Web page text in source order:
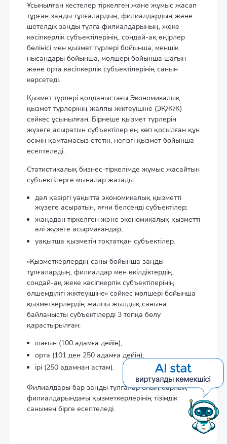
Ұсынылған кестелер тіркелген және жұмыс жасап
тұрған заңды тұлғалардың, филиалдардың және
шетелдік заңды тұлға филиалдарының, жеке
кәсіпкерлік субъектілерінің, сондай-ақ өңірлер
бөлінісі мен қызмет түрлері бойынша, меншік
нысандары бойынша, мөлшері бойынша шағын
және орта кәсіпкерлік субъектілерінің санын
көрсетеді.
Қызмет түрлері қолданыстағы Экономикалық
қызмет түрлерінің жалпы жіктеуішіне (ЭҚЖЖ)
сәйкес ұсынылған. Бірнеше қызмет түрлерін
жүзеге асыратын субъектілер ең көп қосылған құн
өсімін қамтамасыз ететін, негізгі қызмет бойынша
есептеледі.
Статистикалық бизнес-тіркелімде жұмыс жасайтын
субъектілерге мыналар жатады:
дәл қазіргі уақытта экономикалық қызметті
жүзеге асыратын, яғни белсенді субъектілер;
жаңадан тіркелген және экономикалық қызметті
әлі жүзеге асырмағандар;
уақытша қызметін тоқтатқан субъектілер.
«Қызметкерлердің саны бойынша заңды
тұлғалардың, филиалдар мен өкілдіктердің,
сондай-ақ жеке кәсіпкерлік субъектілерінің
өлшемділігі жіктеуішіне» сәйкес мөлшері бойынша
қызметкерлердің жалпы жылдық санына
байланысты субъектілерді 3 топқа бөлу
қарастырылған:
шағын (100 адамға дейін);
орта (101 ден 250 адамға дейін);
ірі (250 адамнан астам).
Филиалдары бар заңды тұлғалар оның барлық
филиалдарындағы қызметкерлерінің тізімдік
санымен бірге есептеледі.